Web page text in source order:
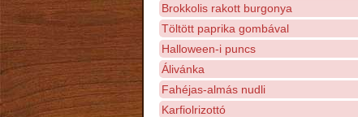
Brokkolis rakott burgonya
Töltött paprika gombával
Halloween-i puncs
Álivánka
Fahéjas-almás nudli
Karfiolrizottó